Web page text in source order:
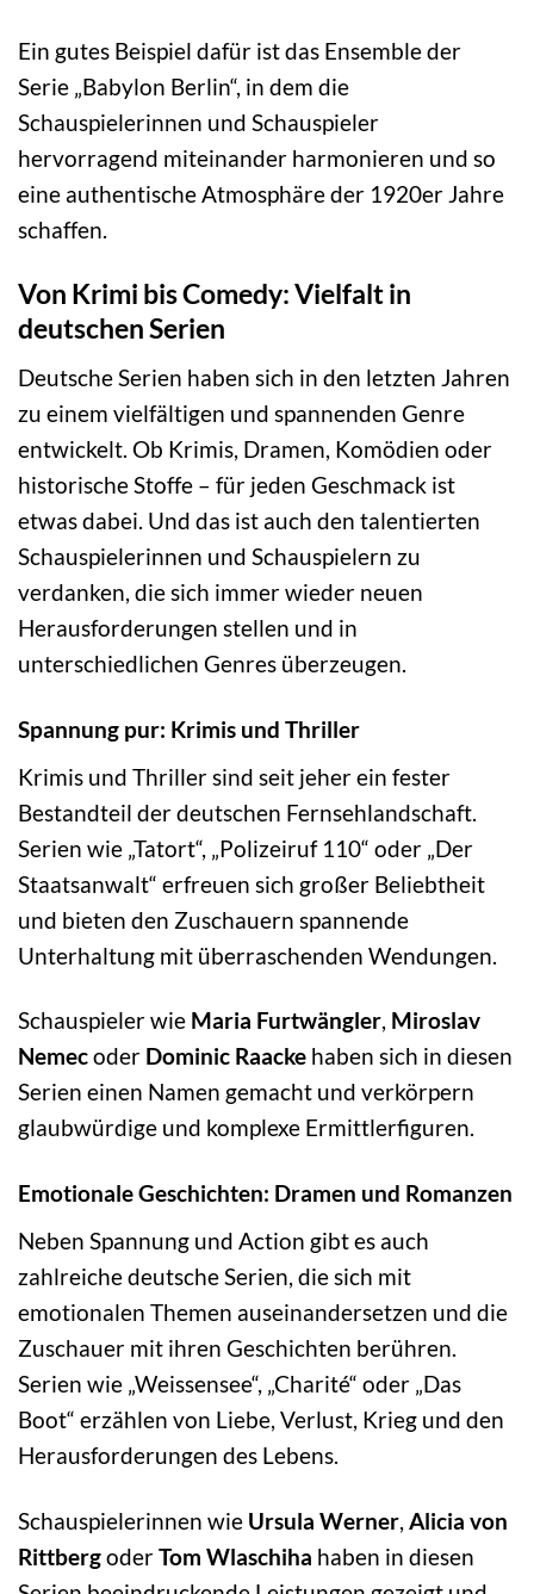
Ein gutes Beispiel dafür ist das Ensemble der
Serie „Babylon Berlin“, in dem die
Schauspielerinnen und Schauspieler
hervorragend miteinander harmonieren und so
eine authentische Atmosphäre der 1920er Jahre
schaffen.
Von Krimi bis Comedy: Vielfalt in
deutschen Serien
Deutsche Serien haben sich in den letzten Jahren
zu einem vielfältigen und spannenden Genre
entwickelt. Ob Krimis, Dramen, Komödien oder
historische Stoffe – für jeden Geschmack ist
etwas dabei. Und das ist auch den talentierten
Schauspielerinnen und Schauspielern zu
verdanken, die sich immer wieder neuen
Herausforderungen stellen und in
unterschiedlichen Genres überzeugen.
Spannung pur: Krimis und Thriller
Krimis und Thriller sind seit jeher ein fester
Bestandteil der deutschen Fernsehlandschaft.
Serien wie „Tatort“, „Polizeiruf 110“ oder „Der
Staatsanwalt“ erfreuen sich großer Beliebtheit
und bieten den Zuschauern spannende
Unterhaltung mit überraschenden Wendungen.
Schauspieler wie Maria Furtwängler, Miroslav
Nemecoder Dominic Raacke haben sich in diesen
Serien einen Namen gemacht und verkörpern
glaubwürdige und komplexe Ermittlerfiguren.
Emotionale Geschichten: Dramen und Romanzen
Neben Spannung und Action gibt es auch
zahlreiche deutsche Serien, die sich mit
emotionalen Themen auseinandersetzen und die
Zuschauer mit ihren Geschichten berühren.
Serien wie „Weissensee“, „Charité“ oder „Das
Boot“ erzählen von Liebe, Verlust, Krieg und den
Herausforderungen des Lebens.
Schauspielerinnen wie Ursula Werner, Alicia von
RittbergoderTom Wlaschiha haben in diesen